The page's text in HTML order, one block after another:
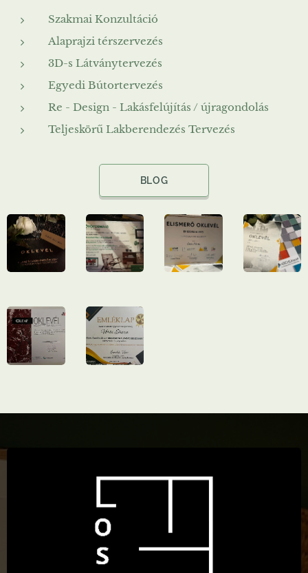
Szakmai Konzultáció
Alaprajzi térszervezés
3D-s Látványtervezés
Egyedi Bútortervezés
Re - Design - Lakásfelújítás / újragondolás
Teljeskörű Lakberendezés Tervezés
BLOG